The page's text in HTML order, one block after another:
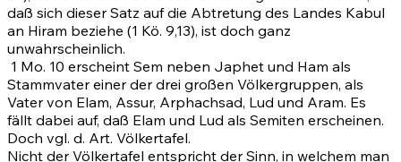
daß sich dieser Satz auf die Abtretung des Landes Kabul
an Hiram beziehe (1 Kö. 9,13), ist doch ganz
unwahrscheinlich.
1 Mo. 10 erscheint Sem neben Japhet und Ham als
Stammvater einer der drei großen Völkergruppen, als
Vater von Elam, Assur, Arphachsad, Lud und Aram. Es
fällt dabei auf, daß Elam und Lud als Semiten erscheinen.
Doch vgl. d. Art. Völkertafel.
Nicht der Völkertafel entspricht der Sinn, in welchem man